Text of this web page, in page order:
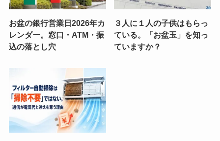
お盆の銀行営業日2026年カ
レンダー。窓口・ATM・振
込の落とし穴
３人に１人の子供はもらっ
ている。「お盆玉」を知っ
ていますか？